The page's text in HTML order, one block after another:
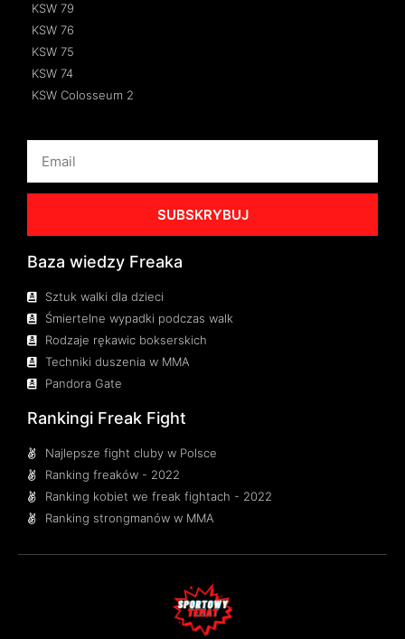
KSW 79
KSW 76
KSW 75
KSW 74
KSW Colosseum 2
SUBSKRYBUJ
Baza wiedzy Freaka
Sztuk walki dla dzieci
Śmiertelne wypadki podczas walk
Rodzaje rękawic bokserskich
Techniki duszenia w MMA
Pandora Gate
Rankingi Freak Fight
Najlepsze fight cluby w Polsce
Ranking freaków - 2022
Ranking kobiet we freak fightach - 2022
Ranking strongmanów w MMA